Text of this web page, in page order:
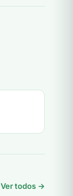
Ver todos →